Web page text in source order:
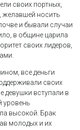
своих портных,
желавшей носить
и бывали случаи
в общине царила
своих лидеров,
все деньги
своих
девушки вступали в
уровень
высокой. Брак
молодых и их